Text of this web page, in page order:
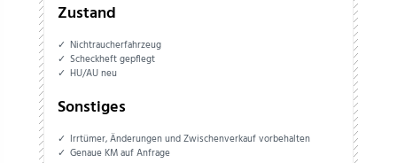
Zustand
Nichtraucherfahrzeug
Scheckheft gepflegt
HU/AU neu
Sonstiges
Irrtümer, Änderungen und Zwischenverkauf vorbehalten
Genaue KM auf Anfrage